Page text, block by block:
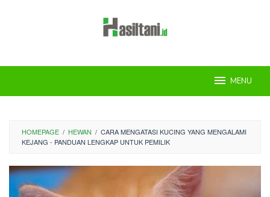
MENU
HOMEPAGE / HEWAN / CARA MENGATASI KUCING YANG MENGALAMI
KEJANG - PANDUAN LENGKAP UNTUK PEMILIK